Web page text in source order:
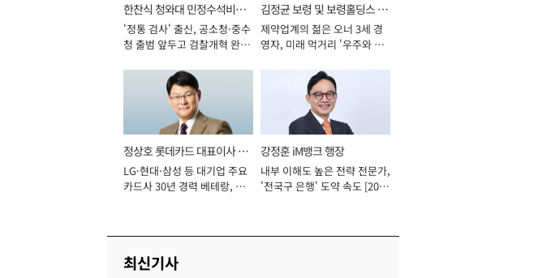
한찬식 청와대 민정수석비서
관
'정통 검사' 출신, 공소청·중수
청 출범 앞두고 검찰개혁 완수
김정균 보령 및 보령홀딩스 대
표이사 사장
제약업계의 젊은 오너 3세 경
영자, 미래 먹거리 '우주와 헬
정상호 롯데카드 대표이사 사
장
LG·현대·삼성 등 대기업 주요
카드사 30년 경력 베테랑, 신
강정훈 iM뱅크 행장
내부 이해도 높은 전략 전문가,
'전국구 은행' 도약 속도 [2026
최신기사